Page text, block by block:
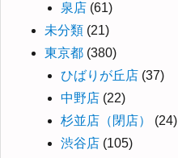
泉店 (61)
未分類 (21)
東京都 (380)
ひばりが丘店 (37)
中野店 (22)
杉並店（閉店）
(24)
渋谷店 (105)